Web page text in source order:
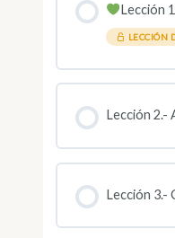
Lección
LECCIÓN
Lección 2.-
Lección 3.-